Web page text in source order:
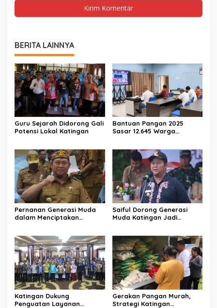
BERITA LAINNYA
Guru Sejarah Didorong Gali
Potensi Lokal Katingan
Bantuan Pangan 2025
Sasar 12.645 Warga
Pernanan Generasi Muda
dalam Menciptakan
Saiful Dorong Generasi
Muda Katingan Jadi
Katingan Dukung
Penguatan Layanan
Gerakan Pangan Murah,
Strategi Katingan